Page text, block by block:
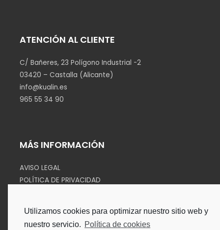
Utilizamos cookies para optimizar nuestro sitio web y
nuestro servicio. Política de cookies
ATENCIÓN AL CLIENTE
C/ Bañeres, 23 Polígono Industrial -2
03420 – Castalla (Alicante)
info@kualin.es
965 55 34 90
MÁS INFORMACIÓN
AVISO LEGAL
POLÍTICA DE PRIVACIDAD
SÍGUENOS EN